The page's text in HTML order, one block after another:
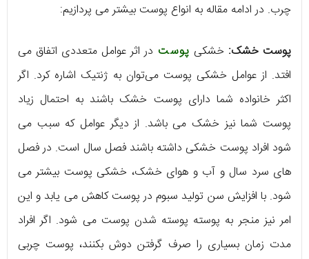
چرب. در ادامه مقاله به انواع پوست بیشتر می پردازیم:
پوست خشک: خشکی پوست در اثر عوامل متعددی اتفاق می
افتد. از عوامل خشکی پوست می‌توان به ژنتیک اشاره کرد. اگر
اکثر خانواده شما دارای پوست خشک باشند به احتمال زیاد
پوست شما نیز خشک می باشد. از دیگر عوامل که سبب می
شود افراد پوست خشکی داشته باشند فصل سال است. در فصل
های سرد سال و آب و هوای خشک، خشکی پوست بیشتر می
شود. با افزایش سن تولید سبوم در پوست کاهش می یابد و این
امر نیز منجر به پوسته پوسته شدن پوست می شود. اگر افراد
مدت زمان بسیاری را صرف گرفتن دوش بکنند، پوست چربی